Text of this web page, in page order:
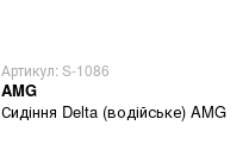
Артикул: S-1086
AMG
Сидіння Delta (водійське) AMG